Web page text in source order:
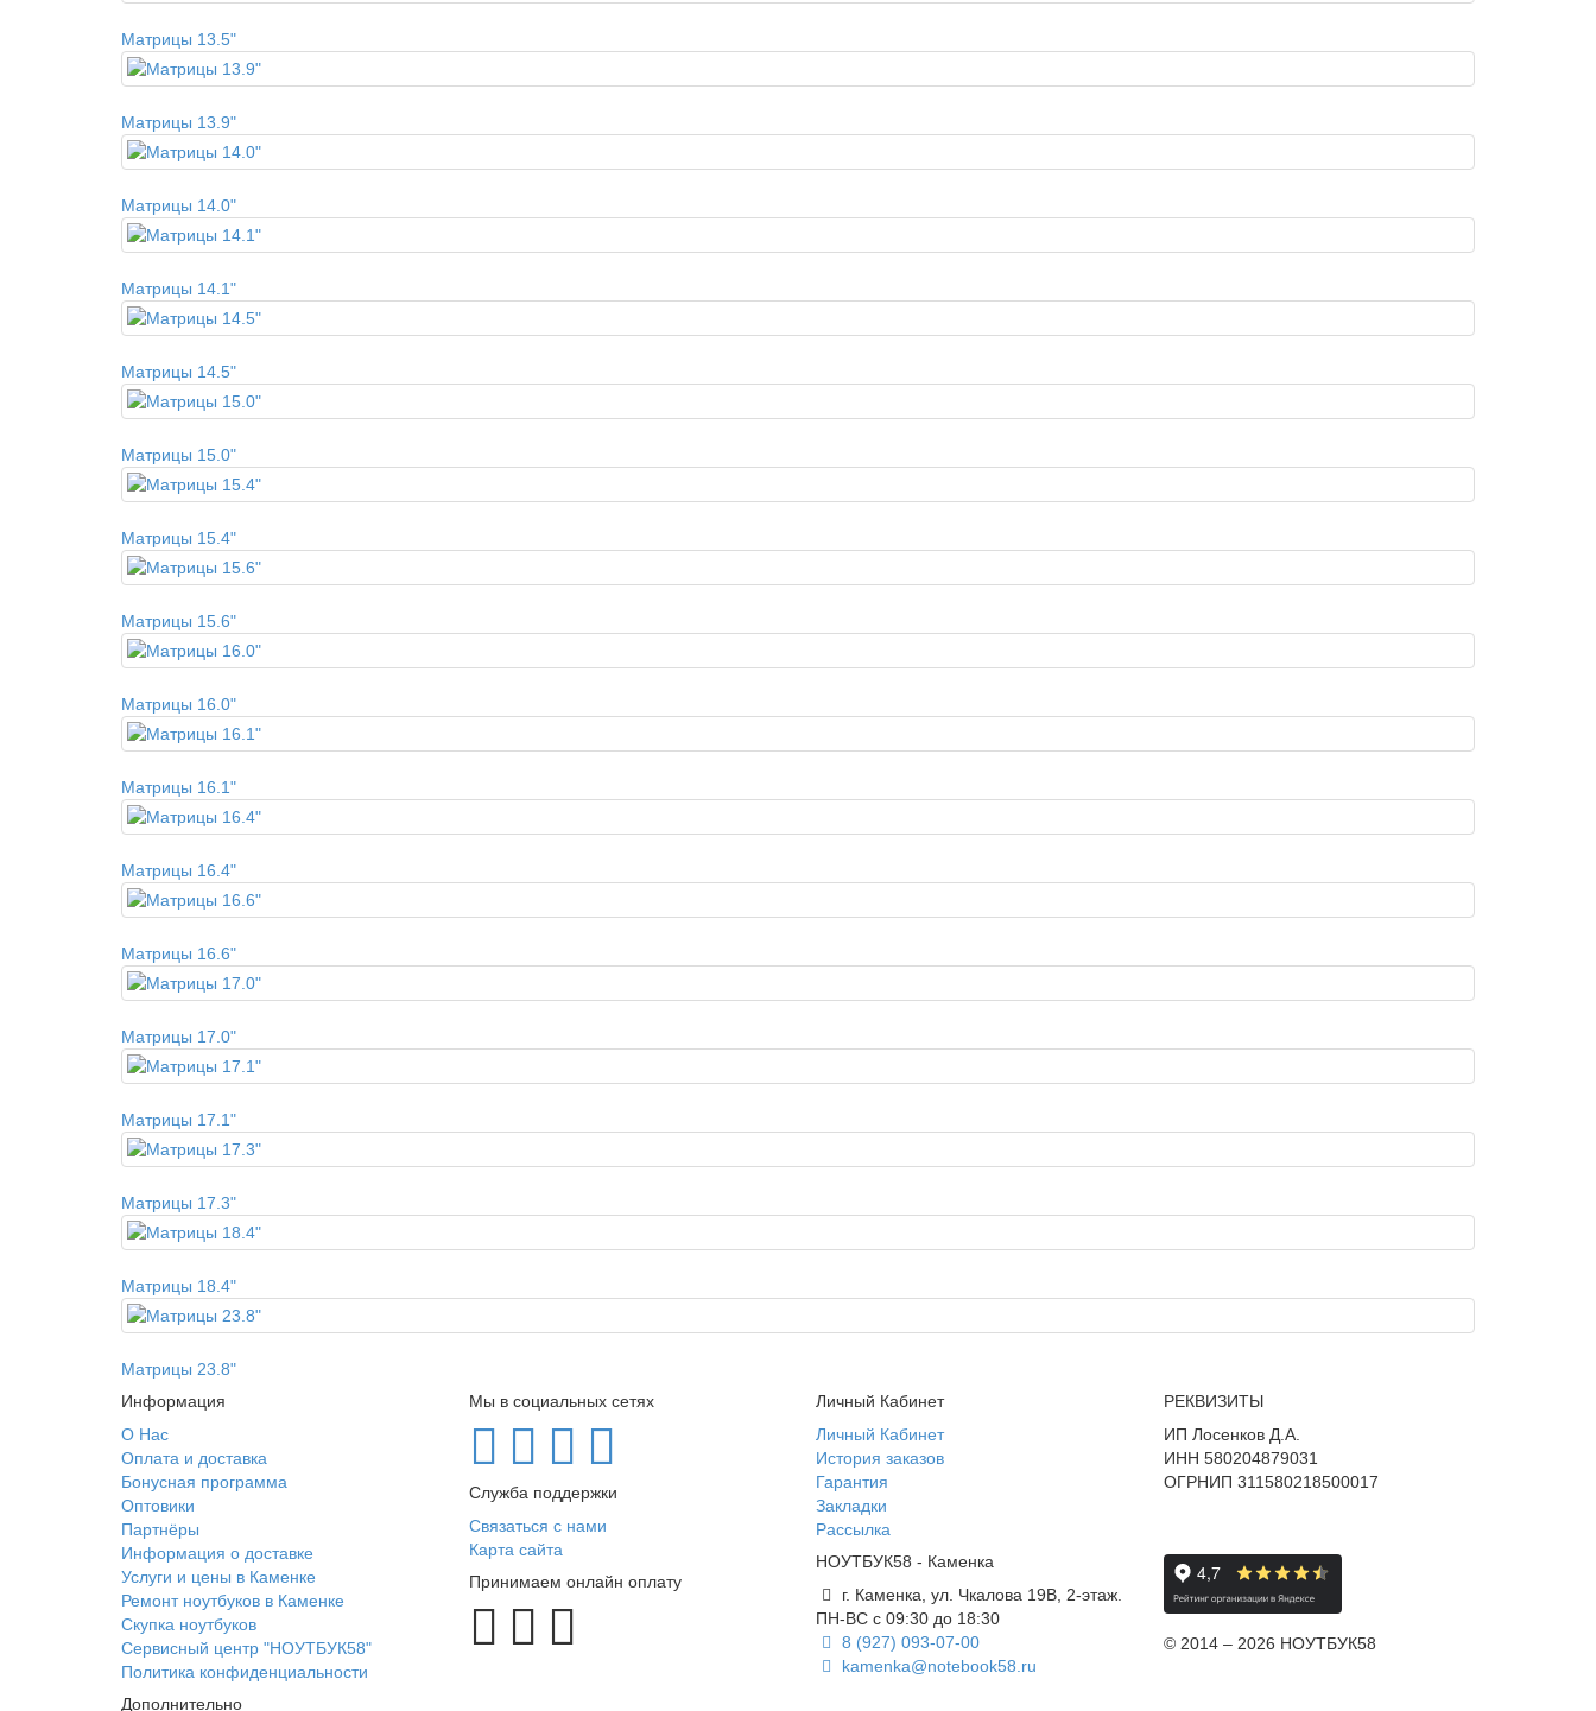
Матрицы 13.5"
Матрицы 13.9"
Матрицы 14.0"
Матрицы 14.1"
Матрицы 14.5"
Матрицы 15.0"
Матрицы 15.4"
Матрицы 15.6"
Матрицы 16.0"
Матрицы 16.1"
Матрицы 16.4"
Матрицы 16.6"
Матрицы 17.0"
Матрицы 17.1"
Матрицы 17.3"
Матрицы 18.4"
Матрицы 23.8"
Информация
О Нас
Оплата и доставка
Бонусная программа
Оптовики
Партнёры
Информация о доставке
Услуги и цены в Каменке
Ремонт ноутбуков в Каменке
Скупка ноутбуков
Сервисный центр "НОУТБУК58"
Политика конфиденциальности
Дополнительно
Мы в социальных сетях
Служба поддержки
Связаться с нами
Карта сайта
Принимаем онлайн оплату
Личный Кабинет
Личный Кабинет
История заказов
Гарантия
Закладки
Рассылка
НОУТБУК58 - Каменка
г. Каменка, ул. Чкалова 19В, 2-этаж.
ПН-ВС с 09:30 до 18:30
8 (927) 093-07-00
kamenka@notebook58.ru
РЕКВИЗИТЫ
ИП Лосенков Д.А.
ИНН 580204879031
ОГРНИП 311580218500017
© 2014 – 2026 НОУТБУК58